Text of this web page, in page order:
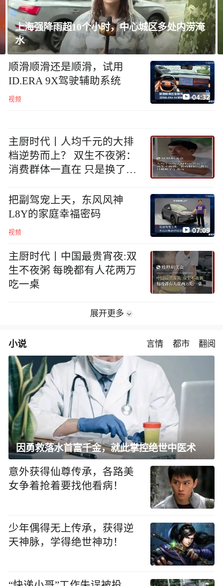
长崎市长：核武器是“绝对的恶”
顺滑顺滑还是顺滑，试用
ID.ERA 9X驾驶辅助系统
视频 04:32
主厨时代丨人均千元的大排
档逆势而上？ 双生不夜粥：
消费群体一直在 只是换了个
把副驾宠上天，东风风神
L8Y的家庭幸福密码
视频 07:09
主厨时代丨中国最贵宵夜:双
生不夜粥 每晚都有人花两万
吃一桌
展开更多
小说 言情 都市 翻阅
因勇救落水首富千金，就此掌控绝世中医术
意外获得仙尊传承，各路美
女争着抢着要找他看病！
少年偶得无上传承，获得逆
天神脉，学得绝世神功！